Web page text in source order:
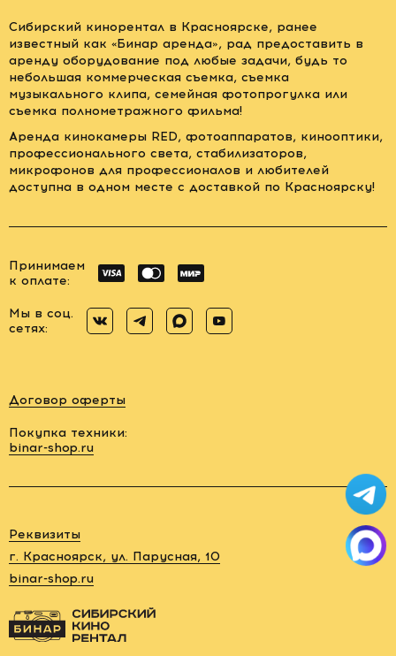
Заказать
88006005878
rent@binar-
г.
Красноярск,
ул.
Парусная,
Сибирский кинорентал в Красноярске, ранее
известный как «Бинар аренда», рад предоставить в
аренду оборудование под любые задачи, будь то
небольшая коммерческая съемка, съемка
музыкального клипа, семейная фотопрогулка или
съемка полнометражного фильма!
Аренда кинокамеры RED, фотоаппаратов, кинооптики,
профессионального света, стабилизаторов,
микрофонов для профессионалов и любителей
доступна в одном месте с доставкой по Красноярску!
Принимаем
к оплате:
Мы в соц.
сетях:
Договор оферты
Покупка техники:
binar-shop.ru
Реквизиты
г. Красноярск, ул. Парусная, 10
binar-shop.ru